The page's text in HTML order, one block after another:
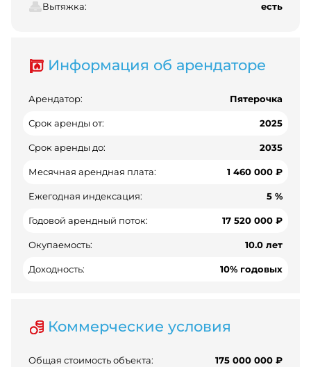
Вытяжка: есть
Информация об арендаторе
Арендатор: Пятерочка
Срок аренды от: 2025
Срок аренды до: 2035
Месячная арендная плата: 1 460 000 ₽
Ежегодная индексация: 5 %
Годовой арендный поток: 17 520 000 ₽
Окупаемость: 10.0 лет
Доходность: 10% годовых
Коммерческие условия
Общая стоимость объекта: 175 000 000 ₽